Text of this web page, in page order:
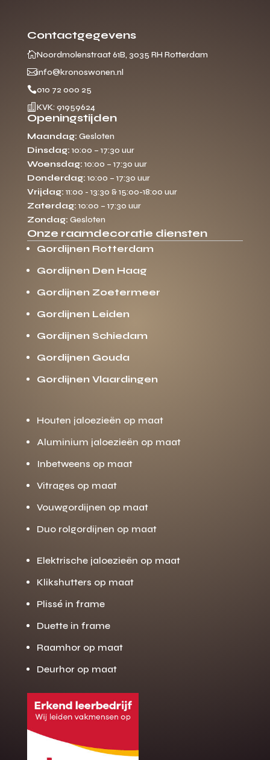
Gratis offerte
op maat?
Contactgegevens
Noordmolenstraat 61B, 3035 RH Rotterdam
info@kronoswonen.nl
010 72 000 25
 KVK: 91959624
Openingstijden
Maandag: Gesloten
Dinsdag: 10:00 – 17:30 uur
Woensdag: 10:00 – 17:30 uur
Donderdag: 10:00 – 17:30 uur
Vrijdag: 11:00 - 13:30 & 15:00-18:00 uur
Zaterdag: 10:00 – 17:30 uur
Zondag: Gesloten
Onze raamdecoratie diensten
Gordijnen Rotterdam
Gordijnen Den Haag
Gordijnen Zoetermeer
Gordijnen Leiden
Gordijnen Schiedam
Gordijnen Gouda
Gordijnen Vlaardingen
Houten jaloezieën op maat
Aluminium jaloezieën op maat
Inbetweens op maat
Vitrages op maat
Vouwgordijnen op maat
Duo rolgordijnen op maat
Elektrische jaloezieën op maat
Klikshutters op maat
Plissé in frame
Duette in frame
Raamhor op maat
Deurhor op maat